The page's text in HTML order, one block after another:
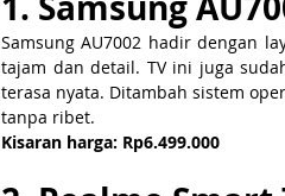
Samsung AU7002 hadir dengan
tajam dan detail. TV ini juga
terasa nyata. Ditambah sistem
tanpa ribet.
Kisaran harga: Rp6.499.000